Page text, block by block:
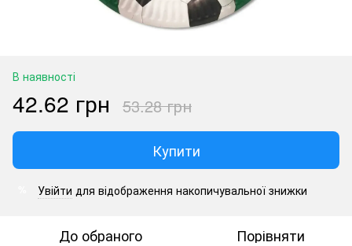
В наявності
42.62 грн 53.28 грн
Купити
Увійти для відображення накопичувальної знижки
До обраного Порівняти